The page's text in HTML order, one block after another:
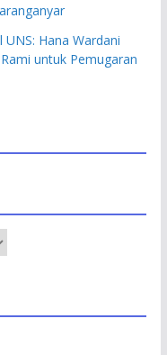
Hana Wardani
untuk Pemugaran